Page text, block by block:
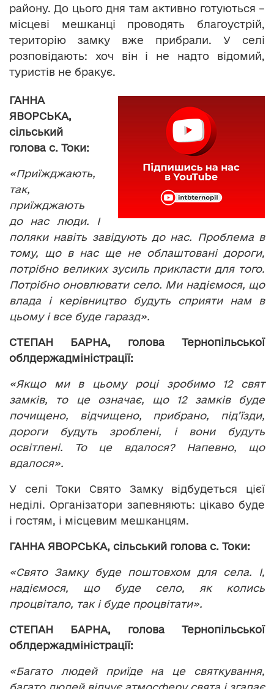
району. До цього дня там активно готуються –
місцеві мешканці проводять благоустрій,
територію замку вже прибрали. У селі
розповідають: хоч він і не надто відомий,
туристів не бракує.
ГАННА
ЯВОРСЬКА,
сільський
голова с. Токи:
«Приїжджають,
так,
приїжджають
до нас люди. І
поляки навіть завідують до нас. Проблема в
тому, що в нас ще не облаштовані дороги,
потрібно великих зусиль прикласти для того.
Потрібно оновлювати село. Ми надіємося, що
влада і керівництво будуть сприяти нам в
цьому і все буде гаразд».
СТЕПАН БАРНА, голова Тернопільської
облдержадміністрації:
«Якщо ми в цьому році зробимо 12 свят
замків, то це означає, що 12 замків буде
почищено, відчищено, прибрано, під’їзди,
дороги будуть зроблені, і вони будуть
освітлені. То це вдалося? Напевно, що
вдалося».
У селі Токи Свято Замку відбудеться цієї
неділі. Організатори запевняють: цікаво буде
і гостям, і місцевим мешканцям.
ГАННА ЯВОРСЬКА, сільський голова с. Токи:
«Свято Замку буде поштовхом для села. І,
надіємося, що буде село, як колись
процвітало, так і буде процвітати».
СТЕПАН БАРНА, голова Тернопільської
облдержадміністрації:
«Багато людей приїде на це святкування,